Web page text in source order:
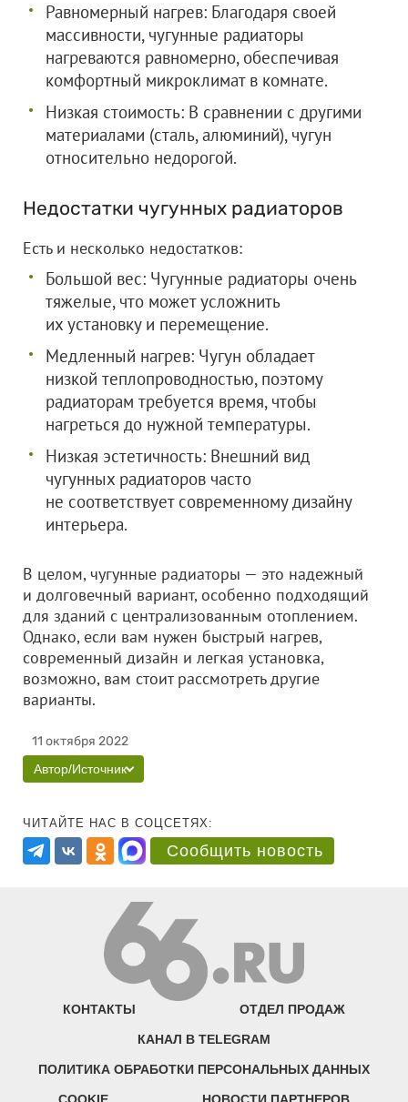
Равномерный нагрев: Благодаря своей
массивности, чугунные радиаторы
нагреваются равномерно, обеспечивая
комфортный микроклимат в комнате.
Низкая стоимость: В сравнении с другими
материалами (сталь, алюминий), чугун
относительно недорогой.
Недостатки чугунных радиаторов
Есть и несколько недостатков:
Большой вес: Чугунные радиаторы очень
тяжелые, что может усложнить
их установку и перемещение.
Медленный нагрев: Чугун обладает
низкой теплопроводностью, поэтому
радиаторам требуется время, чтобы
нагреться до нужной температуры.
Низкая эстетичность: Внешний вид
чугунных радиаторов часто
не соответствует современному дизайну
интерьера.
В целом, чугунные радиаторы — это надежный
и долговечный вариант, особенно подходящий
для зданий с централизованным отоплением.
Однако, если вам нужен быстрый нагрев,
современный дизайн и легкая установка,
возможно, вам стоит рассмотреть другие
варианты.
11 октября 2022
Автор/Источник
ЧИТАЙТЕ НАС В СОЦСЕТЯХ:
Сообщить новость
КОНТАКТЫ ОТДЕЛ ПРОДАЖ
КАНАЛ В TELEGRAM
ПОЛИТИКА ОБРАБОТКИ ПЕРСОНАЛЬНЫХ ДАННЫХ